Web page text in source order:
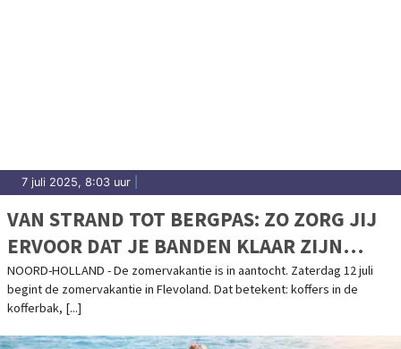
7 juli 2025, 8:03 uur
VAN STRAND TOT BERGPAS: ZO ZORG JIJ
ERVOOR DAT JE BANDEN KLAAR ZIJN
VOOR ELKE VAKANTIE
NOORD-HOLLAND - De zomervakantie is in aantocht. Zaterdag 12 juli
begint de zomervakantie in Flevoland. Dat betekent: koffers in de
kofferbak, [...]